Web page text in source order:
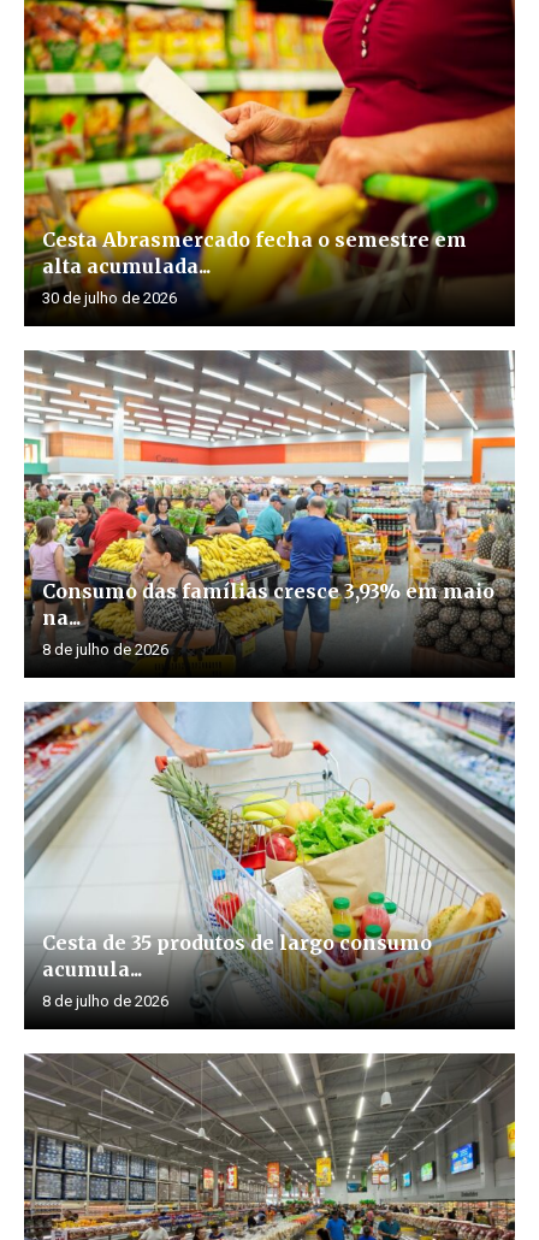
Cesta Abrasmercado fecha o semestre em
alta acumulada...
30 de julho de 2026
Consumo das famílias cresce 3,93% em maio
na...
8 de julho de 2026
Cesta de 35 produtos de largo consumo
acumula...
8 de julho de 2026